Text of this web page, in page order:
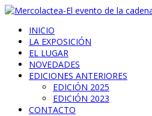
INICIO
LA EXPOSICIÓN
EL LUGAR
NOVEDADES
EDICIONES ANTERIORES
EDICIÓN 2025
EDICIÓN 2023
CONTACTO